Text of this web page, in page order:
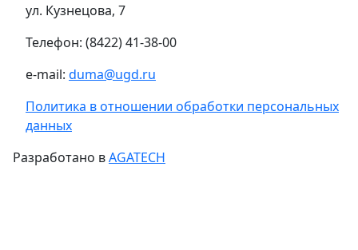
ул. Кузнецова, 7
Телефон: (8422) 41-38-00
e-mail: duma@ugd.ru
Политика в отношении обработки персональных
данных
Разработано вAGATECH